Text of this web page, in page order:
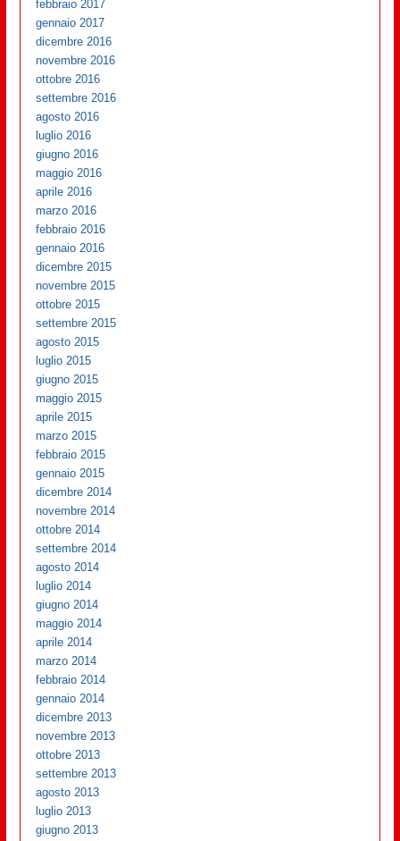
febbraio 2017
gennaio 2017
dicembre 2016
novembre 2016
ottobre 2016
settembre 2016
agosto 2016
luglio 2016
giugno 2016
maggio 2016
aprile 2016
marzo 2016
febbraio 2016
gennaio 2016
dicembre 2015
novembre 2015
ottobre 2015
settembre 2015
agosto 2015
luglio 2015
giugno 2015
maggio 2015
aprile 2015
marzo 2015
febbraio 2015
gennaio 2015
dicembre 2014
novembre 2014
ottobre 2014
settembre 2014
agosto 2014
luglio 2014
giugno 2014
maggio 2014
aprile 2014
marzo 2014
febbraio 2014
gennaio 2014
dicembre 2013
novembre 2013
ottobre 2013
settembre 2013
agosto 2013
luglio 2013
giugno 2013